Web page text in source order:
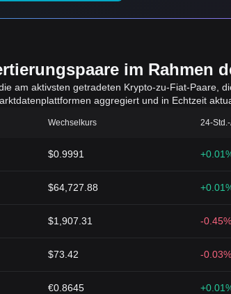
im Rahmen
am aktivsten getradeten Krypto-zu-Fiat-Paare,
aggregiert und in Echtzeit
Wechselkurs 24-
$0.9991
$64,727.88
$1,907.31 -0.45%
$73.42 -0.03%
€0.8645